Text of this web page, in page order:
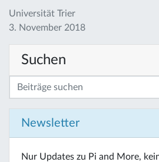
Universität Trier
3. November 2018
Suchen
Newsletter
Nur Updates zu Pi and More,